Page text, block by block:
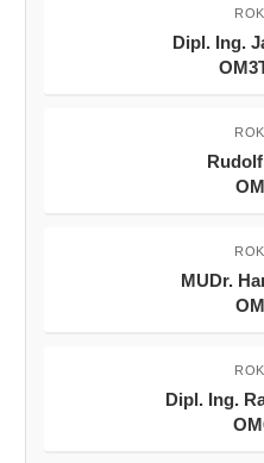
Dipl. Ing.
MUDr.
Dipl. Ing.